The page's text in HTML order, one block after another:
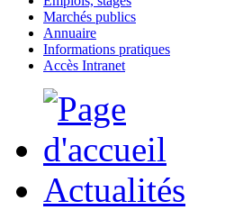
Marchés publics
Annuaire
Informations pratiques
Accès Intranet
Actualités